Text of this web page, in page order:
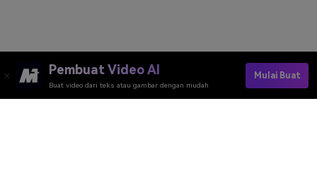
Pembuat Video AI
Buat video dari teks atau gambar dengan mudah
Mulai Buat